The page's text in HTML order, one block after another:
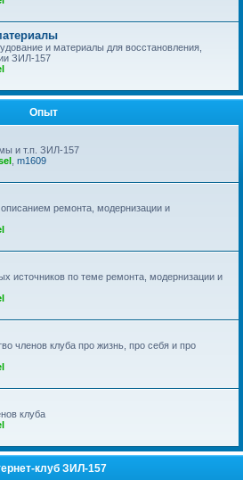
и материалы для восстановления,
ЗИЛ-157
Опыт
и т.п. ЗИЛ-157
m1609
ремонта, модернизации и
источников по теме ремонта, модернизации и
членов клуба про жизнь, про себя и про
клуба
клуб ЗИЛ-157